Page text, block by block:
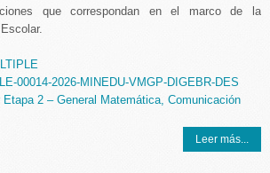
que correspondan en el marco de la
00014-2026-MINEDU-VMGP-DIGEBR-DES
Etapa 2 – General Matemática, Comunicación
Leer más...